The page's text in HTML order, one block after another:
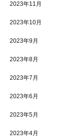
2023年11月
2023年10月
2023年9月
2023年8月
2023年7月
2023年6月
2023年5月
2023年4月